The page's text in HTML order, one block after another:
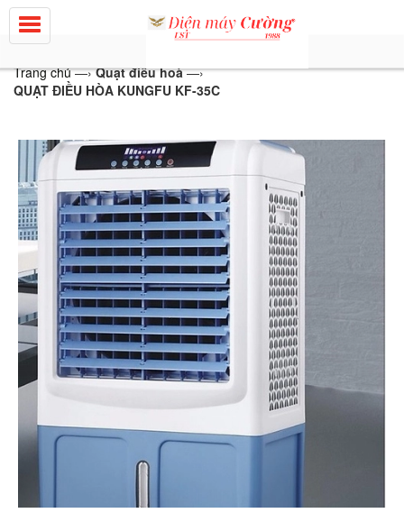
Trang chủ—› Quạt điều hoà—›
QUẠT ĐIỀU HÒA KUNGFU KF-35C